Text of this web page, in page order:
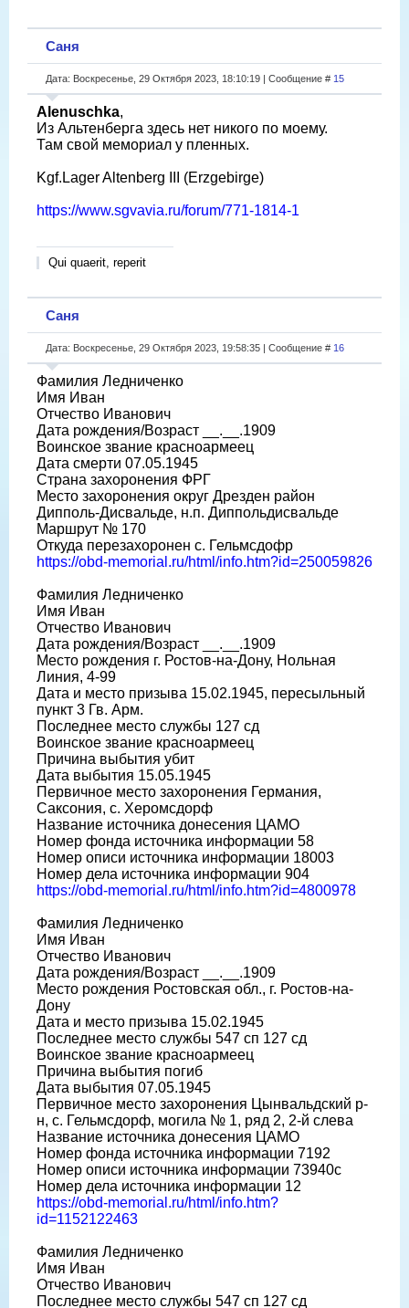
Саня
Дата: Воскресенье, 29 Октября 2023, 18:10:19 | Сообщение # 15
Alenuschka,
Из Альтенберга здесь нет никого по моему.
Там свой мемориал у пленных.
Kgf.Lager Altenberg III (Erzgebirge)
https://www.sgvavia.ru/forum/771-1814-1
Qui quaerit, reperit
Саня
Дата: Воскресенье, 29 Октября 2023, 19:58:35 | Сообщение # 16
Фамилия Ледниченко
Имя Иван
Отчество Иванович
Дата рождения/Возраст __.__.1909
Воинское звание красноармеец
Дата смерти 07.05.1945
Страна захоронения ФРГ
Место захоронения округ Дрезден район
Дипполь-Дисвальде, н.п. Диппольдисвальде
Маршрут № 170
Откуда перезахоронен с. Гельмсдофр
https://obd-memorial.ru/html/info.htm?id=250059826
Фамилия Ледниченко
Имя Иван
Отчество Иванович
Дата рождения/Возраст __.__.1909
Место рождения г. Ростов-на-Дону, Нольная
Линия, 4-99
Дата и место призыва 15.02.1945, пересыльный
пункт 3 Гв. Арм.
Последнее место службы 127 сд
Воинское звание красноармеец
Причина выбытия убит
Дата выбытия 15.05.1945
Первичное место захоронения Германия,
Саксония, с. Херомсдорф
Название источника донесения ЦАМО
Номер фонда источника информации 58
Номер описи источника информации 18003
Номер дела источника информации 904
https://obd-memorial.ru/html/info.htm?id=4800978
Фамилия Ледниченко
Имя Иван
Отчество Иванович
Дата рождения/Возраст __.__.1909
Место рождения Ростовская обл., г. Ростов-на-
Дону
Дата и место призыва 15.02.1945
Последнее место службы 547 сп 127 сд
Воинское звание красноармеец
Причина выбытия погиб
Дата выбытия 07.05.1945
Первичное место захоронения Цынвальдский р-
н, с. Гельмсдорф, могила № 1, ряд 2, 2-й слева
Название источника донесения ЦАМО
Номер фонда источника информации 7192
Номер описи источника информации 73940с
Номер дела источника информации 12
https://obd-memorial.ru/html/info.htm?
id=1152122463
Фамилия Ледниченко
Имя Иван
Отчество Иванович
Последнее место службы 547 сп 127 сд